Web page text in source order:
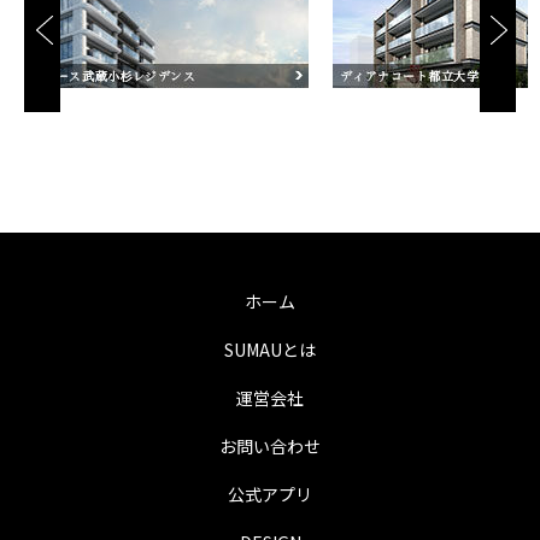
ホーム
SUMAUとは
運営会社
お問い合わせ
公式アプリ